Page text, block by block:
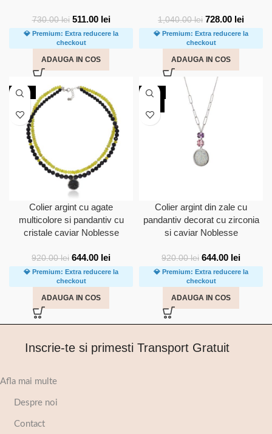
730.00lei 511.00 lei
💎 Premium: Extra reducere la
checkout
ADAUGA IN COS
1,040.00lei 728.00 lei
💎 Premium: Extra reducere la
checkout
ADAUGA IN COS
-30%
Colier argint cu agate
multicolore si pandantiv cu
cristale caviar Noblesse
920.00lei 644.00 lei
💎 Premium: Extra reducere la
checkout
ADAUGA IN COS
-30%
Colier argint din zale cu
pandantiv decorat cu zirconia
si caviar Noblesse
920.00lei 644.00 lei
💎 Premium: Extra reducere la
checkout
ADAUGA IN COS
Inscrie-te si primesti Transport Gratuit
Afla mai multe
Despre noi
Contact